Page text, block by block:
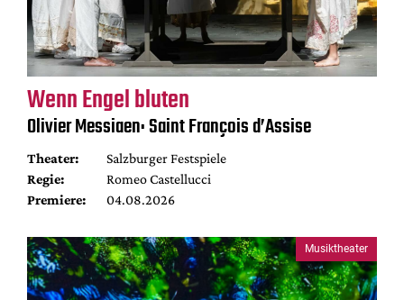
Wenn Engel bluten
Olivier Messiaen: Saint François d’Assise
Theater:
Salzburger Festspiele
Regie:
Romeo Castellucci
Premiere:
04.08.2026
Musiktheater